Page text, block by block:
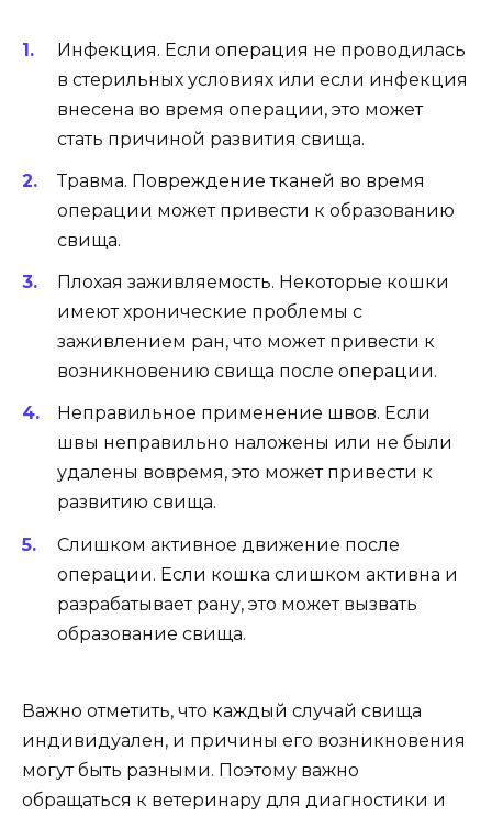
Инфекция. Если операция не проводилась
в стерильных условиях или если инфекция
внесена во время операции, это может
стать причиной развития свища.
Травма. Повреждение тканей во время
операции может привести к образованию
свища.
Плохая заживляемость. Некоторые кошки
имеют хронические проблемы с
заживлением ран, что может привести к
возникновению свища после операции.
Неправильное применение швов. Если
швы неправильно наложены или не были
удалены вовремя, это может привести к
развитию свища.
Слишком активное движение после
операции. Если кошка слишком активна и
разрабатывает рану, это может вызвать
образование свища.
Важно отметить, что каждый случай свища
индивидуален, и причины его возникновения
могут быть разными. Поэтому важно
обращаться к ветеринару для диагностики и